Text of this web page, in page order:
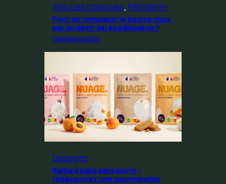
Astuces pratiques, Pâtisserie
Peut-on remplacer le beurre doux
par du demi-sel en pâtisserie ?
Desbeauxplats
Desserts
Barbe à papa sans sucre :
redécouvrez une gourmandise